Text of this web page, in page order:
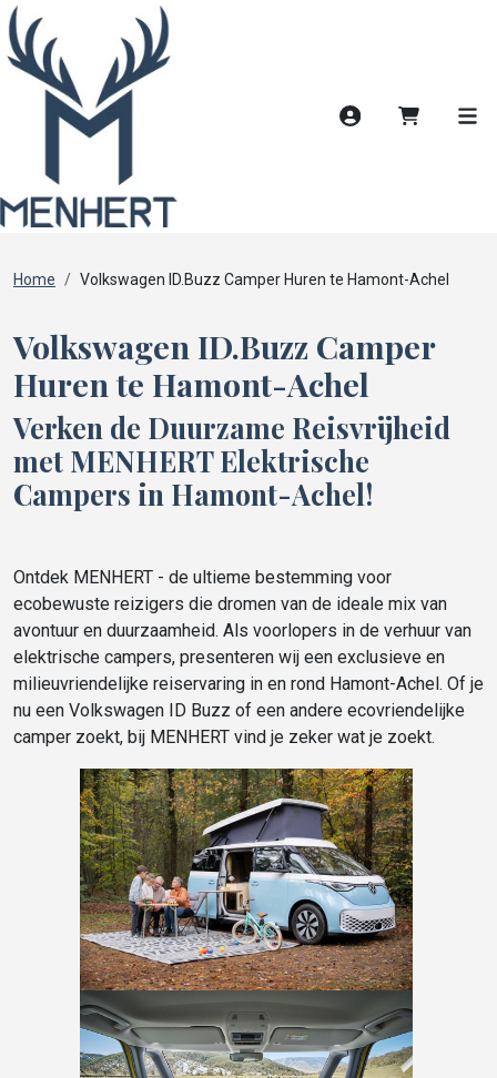
Account
Home Volkswagen ID.Buzz Camper Huren te Hamont-Achel
Volkswagen ID.Buzz Camper
Huren te Hamont-Achel
Verken de Duurzame Reisvrijheid
met MENHERT Elektrische
Campers in Hamont-Achel!
Ontdek MENHERT - de ultieme bestemming voor
ecobewuste reizigers die dromen van de ideale mix van
avontuur en duurzaamheid. Als voorlopers in de verhuur van
elektrische campers, presenteren wij een exclusieve en
milieuvriendelijke reiservaring in en rond Hamont-Achel. Of je
nu een Volkswagen ID Buzz of een andere ecovriendelijke
camper zoekt, bij MENHERT vind je zeker wat je zoekt.